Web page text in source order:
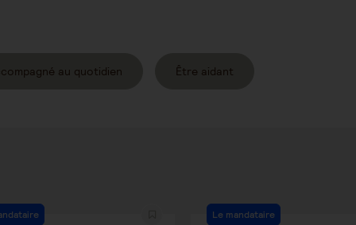
au quotidien Être aidant
Le mandataire